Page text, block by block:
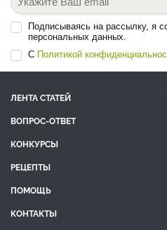
Подписываясь на рассылку, я
персональных данных.
С Политикой
ЛЕНТА СТАТЕЙ
ВОПРОС-ОТВЕТ
КОНКУРСЫ
РЕЦЕПТЫ
ПОМОЩЬ
КОНТАКТЫ